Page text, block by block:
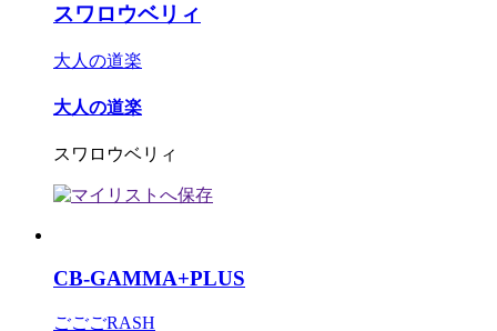
スワロウベリィ
大人の道楽
大人の道楽
スワロウベリィ
CB-GAMMA+PLUS
ごごごRASH